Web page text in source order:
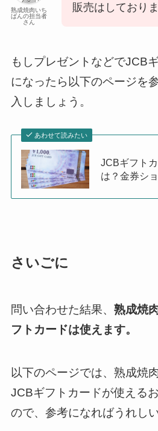
熟成焼肉いち
ばんの担当者
さん
販売はしておりま
もしプレゼントなどでJCB
になったら以下のページを
入しましょう。
あわせて読みたい
JCBギフト
は？金券シ
さいごに
問い合わせた結果、 熟成焼
フトカードは使えます。
以下のページでは、熟成焼
JCBギフトカードが使える
ので、参考になればうれしい